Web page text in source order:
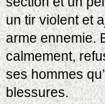
un tir violent et
arme ennemie.
calmement,
ses hommes
blessures.